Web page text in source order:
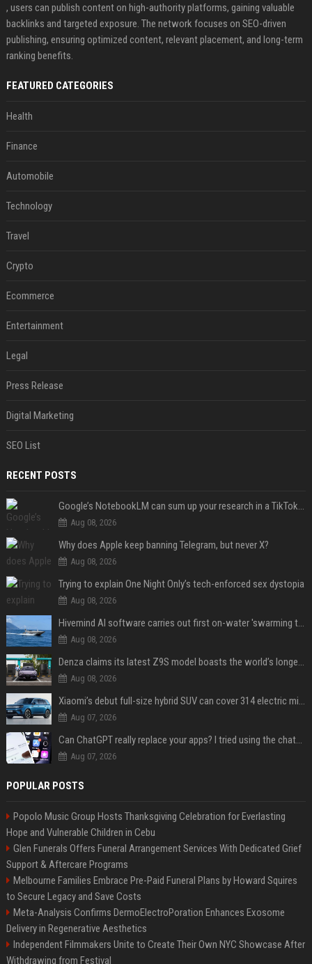
, users can publish content on high-authority platforms, gaining valuable
backlinks and targeted exposure. The network focuses on SEO-driven
publishing, ensuring optimized content, relevant placement, and long-term
ranking benefits.
FEATURED CATEGORIES
Health
Finance
Automobile
Technology
Travel
Crypto
Ecommerce
Entertainment
Legal
Press Release
Digital Marketing
SEO List
RECENT POSTS
Google’s NotebookLM can sum up your research in a TikTok-style clip
Aug 08, 2026
Why does Apple keep banning Telegram, but never X?
Aug 08, 2026
Trying to explain One Night Only’s tech-enforced sex dystopia
Aug 08, 2026
Hivemind AI software carries out first on-water 'swarming test' in Taiwan mission
Aug 08, 2026
Denza claims its latest Z9S model boasts the world’s longest electric range — allowing owners to drive from New York to Detroit without a stop
Aug 08, 2026
Xiaomi’s debut full-size hybrid SUV can cover 314 electric miles before it touches a drop of gasoline
Aug 07, 2026
Can ChatGPT really replace your apps? I tried using the chatbot for 12 everyday tasks on my phone — here’s what happened
Aug 07, 2026
POPULAR POSTS
Popolo Music Group Hosts Thanksgiving Celebration for Everlasting
Hope and Vulnerable Children in Cebu
Glen Funerals Offers Funeral Arrangement Services With Dedicated Grief
Support & Aftercare Programs
Melbourne Families Embrace Pre-Paid Funeral Plans by Howard Squires
to Secure Legacy and Save Costs
Meta-Analysis Confirms DermoElectroPoration Enhances Exosome
Delivery in Regenerative Aesthetics
Independent Filmmakers Unite to Create Their Own NYC Showcase After
Withdrawing from Festival